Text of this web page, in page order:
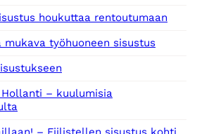
houkuttaa rentoutumaan
mukava työhuoneen sisustus
Hollanti – kuulumisia